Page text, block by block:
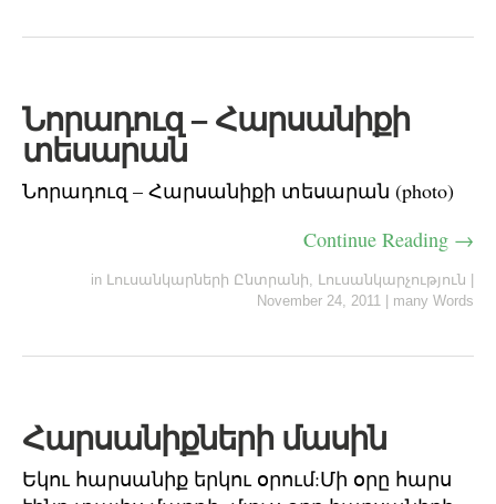
Նորադուզ – Հարսանիքի
տեսարան
Նորադուզ – Հարսանիքի տեսարան (photo)
Continue Reading →
in Լուսանկարների Ընտրանի, Լուսանկարչություն
November 24, 2011
many Words
Հարսանիքների մասին
Եկու հարսանիք երկու օրում:Մի օրը հարս